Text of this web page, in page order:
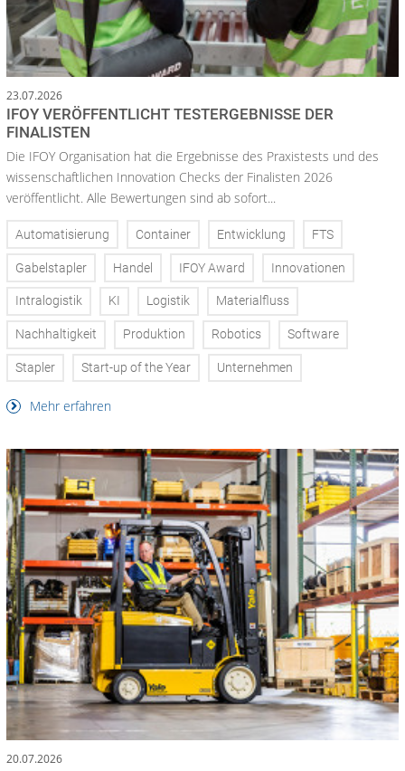
23.07.2026
IFOY VERÖFFENTLICHT TESTERGEBNISSE DER
FINALISTEN
Die IFOY Organisation hat die Ergebnisse des Praxistests und des
wissenschaftlichen Innovation Checks der Finalisten 2026
veröffentlicht. Alle Bewertungen sind ab sofort...
Automatisierung Container Entwicklung FTS
Gabelstapler Handel IFOY Award Innovationen
Intralogistik KI Logistik Materialfluss
Nachhaltigkeit Produktion Robotics Software
Stapler Start-up of the Year Unternehmen
Mehr erfahren
20.07.2026